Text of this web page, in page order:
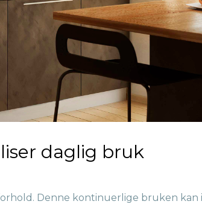
daglig bruk
Denne kontinuerlige bruken